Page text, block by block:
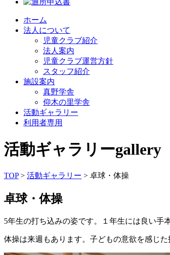
ホーム
法人について
児童クラブ紹介
法人案内
児童クラブ運営方針
スタッフ紹介
施設案内
真野学舎
仰木の里学舎
活動ギャラリー
利用者専用
活動ギャラリーgallery
TOP> 活動ギャラリー > 卓球・体操
卓球・体操
5年生の打ち込みの姿です。１年生には良い手
体操は来週もあります。子どもの意欲を感じ